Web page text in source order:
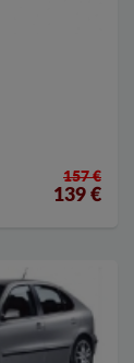
157 €
139 €